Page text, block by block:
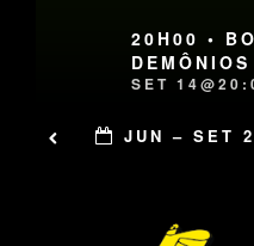
20H00 •
SET
JUN – SET